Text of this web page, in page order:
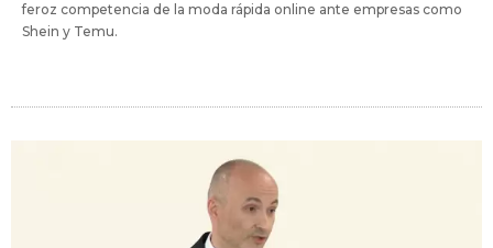
feroz competencia de la moda rápida online ante empresas como
Shein y Temu.